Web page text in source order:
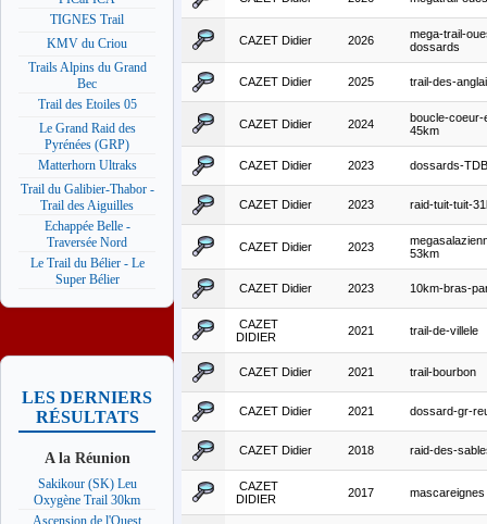
TIGNES Trail
KMV du Criou
Trails Alpins du Grand
Bec
Trail des Etoiles 05
Le Grand Raid des
Pyrénées (GRP)
Matterhorn Ultraks
Trail du Galibier-Thabor -
Trail des Aiguilles
Echappée Belle -
Traversée Nord
Le Trail du Bélier - Le
Super Bélier
LES DERNIERS
RÉSULTATS
A la Réunion
Sakikour (SK) Leu
Oxygène Trail 30km
CAZET Didier 2026
mega-trail-
dossards
CAZET Didier 2025 trail-des-
CAZET Didier 2024
boucle-coeur-
45km
CAZET Didier 2023 dossards-TDB
CAZET Didier 2023 raid-tuit-tuit-
CAZET Didier 2023
53km
CAZET Didier 2023 10km-bras-
CAZET
DIDIER
2021 trail-de-villele
CAZET Didier 2021 trail-bourbon
CAZET Didier 2021 dossard-gr-
CAZET Didier 2018 raid-des-
CAZET
DIDIER
2017 mascareignes